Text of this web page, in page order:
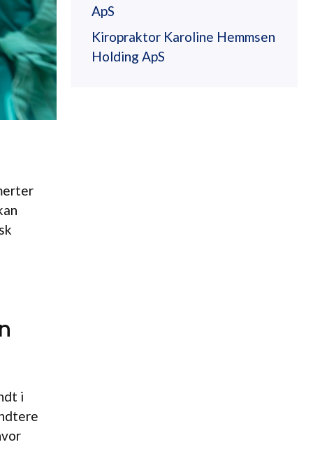
i
ApS
Kiropraktor Karoline Hemmsen
Holding ApS